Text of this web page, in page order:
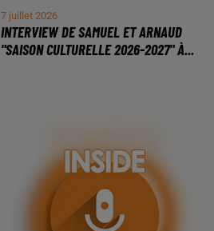
7 juillet 2026
INTERVIEW DE SAMUEL ET ARNAUD
"SAISON CULTURELLE 2026-2027" À...